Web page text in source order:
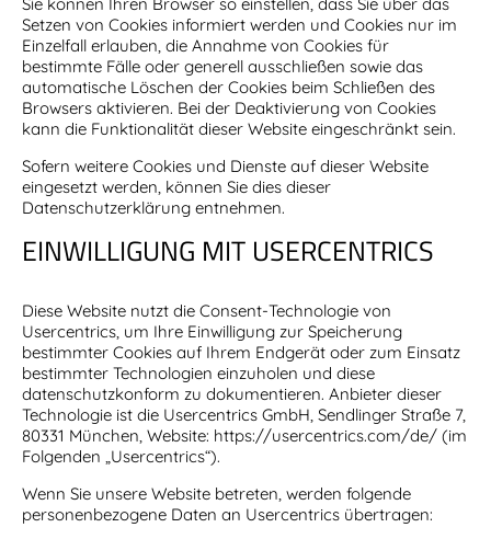
Setzen von Cookies informiert werden und Cookies nur im
Einzelfall erlauben, die Annahme von Cookies für
bestimmte Fälle oder generell ausschließen sowie das
automatische Löschen der Cookies beim Schließen des
Browsers aktivieren. Bei der Deaktivierung von Cookies
kann die Funktionalität dieser Website eingeschränkt sein.
Sofern weitere Cookies und Dienste auf dieser Website
eingesetzt werden, können Sie dies dieser
Datenschutzerklärung entnehmen.
EINWILLIGUNG MIT USERCENTRICS
Diese Website nutzt die Consent-Technologie von
Usercentrics, um Ihre Einwilligung zur Speicherung
bestimmter Cookies auf Ihrem Endgerät oder zum Einsatz
bestimmter Technologien einzuholen und diese
datenschutzkonform zu dokumentieren. Anbieter dieser
Technologie ist die Usercentrics GmbH, Sendlinger Straße 7,
80331 München, Website: https://usercentrics.com/de/ (im
Folgenden „Usercentrics“).
Wenn Sie unsere Website betreten, werden folgende
personenbezogene Daten an Usercentrics übertragen: